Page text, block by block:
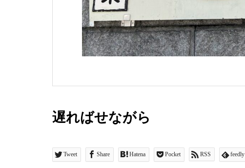
遅ればせながら
Tweet Share Hatena Pocket RSS feedly